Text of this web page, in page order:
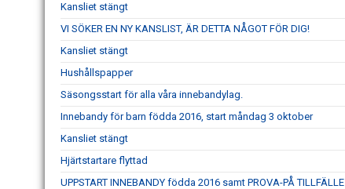
Kansliet stängt
VI SÖKER EN NY KANSLIST, ÄR DETTA NÅGOT FÖR DIG!
Kansliet stängt
Hushållspapper
Säsongsstart för alla våra innebandylag.
Innebandy för barn födda 2016, start måndag 3 oktober
Kansliet stängt
Hjärtstartare flyttad
UPPSTART INNEBANDY födda 2016 samt PROVA-PÅ TILLFÄLLE